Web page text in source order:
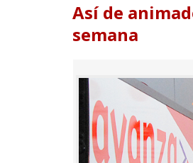
Así de
semana